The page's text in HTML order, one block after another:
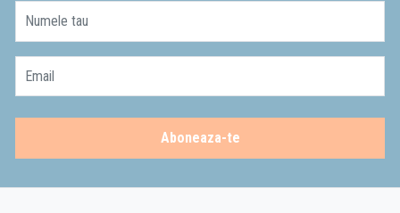
Numele tau
Email
Aboneaza-te